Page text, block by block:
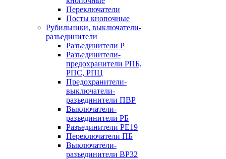
Переключатели
Посты кнопочные
Рубильники, выключатели-
разъединители
Разъединители Р
Разъединители-
предохранители РПБ,
РПС, РПЦ
Предохранители-
выключатели-
разъединители ПВР
Выключатели-
разъединители РБ
Разъединители РЕ19
Переключатели ПБ
Выключатели-
разъединители ВР32